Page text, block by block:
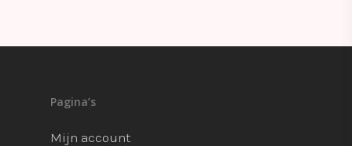
Pagina’s
Mijn account